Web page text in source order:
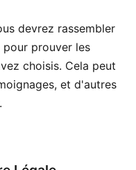
devrez rassembler
pour prouver les
choisis. Cela peut
et d'autres